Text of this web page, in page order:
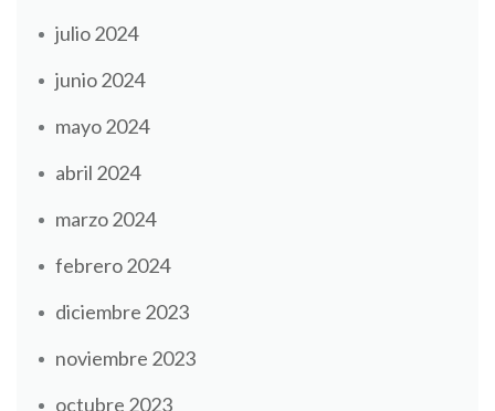
julio 2024
junio 2024
mayo 2024
abril 2024
marzo 2024
febrero 2024
diciembre 2023
noviembre 2023
octubre 2023